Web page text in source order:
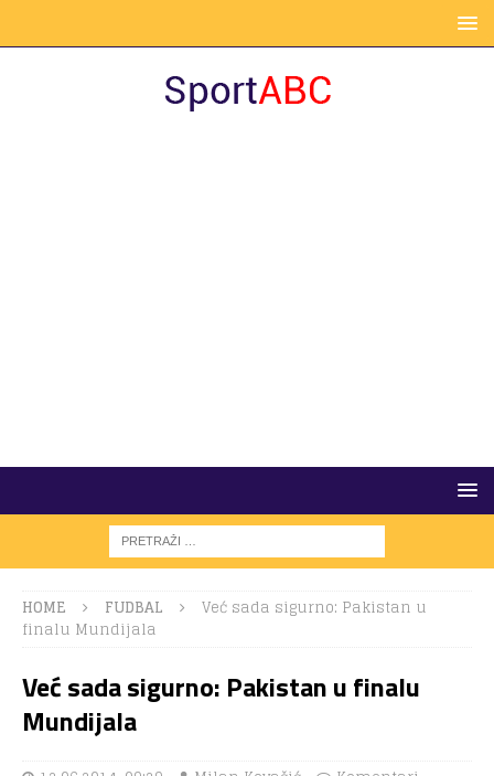
HOME FUDBAL
Već sada sigurno: Pakistan u
finalu Mundijala
Već sada sigurno: Pakistan u finalu
Mundijala